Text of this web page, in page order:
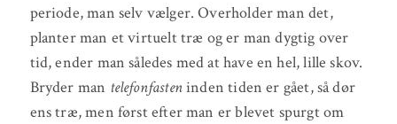
periode, man selv vælger. Overholder man det,
planter man et virtuelt træ og er man dygtig over
tid, ender man således med at have en hel, lille skov.
Bryder man telefonfasteninden tiden er gået, så dør
ens træ, men først efter man er blevet spurgt om